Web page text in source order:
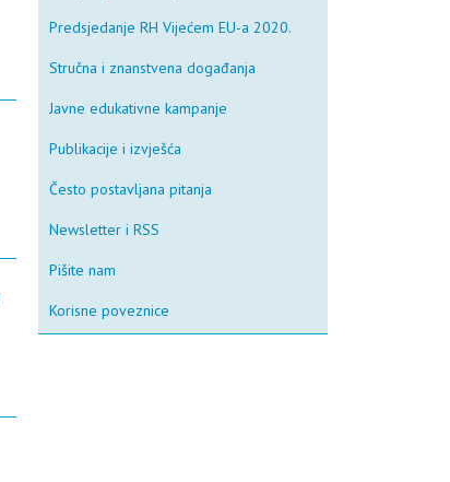
Predsjedanje RH Vijećem EU-a 2020.
Stručna i znanstvena događanja
Javne edukativne kampanje
Publikacije i izvješća
Često postavljana pitanja
Newsletter i RSS
Pišite nam
Korisne poveznice